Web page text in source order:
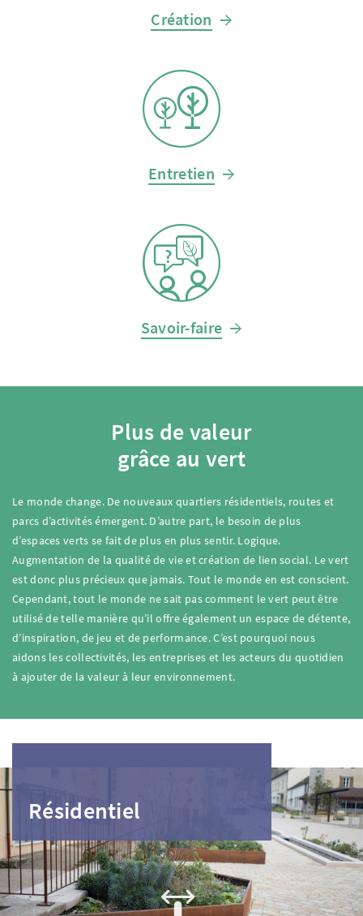
Création
Entretien
Savoir-faire
Plus de valeur
grâce au vert
Le monde change. De nouveaux quartiers résidentiels, routes et
parcs d’activités émergent. D’autre part, le besoin de plus
d’espaces verts se fait de plus en plus sentir. Logique.
Augmentation de la qualité de vie et création de lien social. Le vert
est donc plus précieux que jamais. Tout le monde en est conscient.
Cependant, tout le monde ne sait pas comment le vert peut être
utilisé de telle manière qu’il offre également un espace de détente,
d’inspiration, de jeu et de performance. C’est pourquoi nous
aidons les collectivités, les entreprises et les acteurs du quotidien
à ajouter de la valeur à leur environnement.
Résidentiel